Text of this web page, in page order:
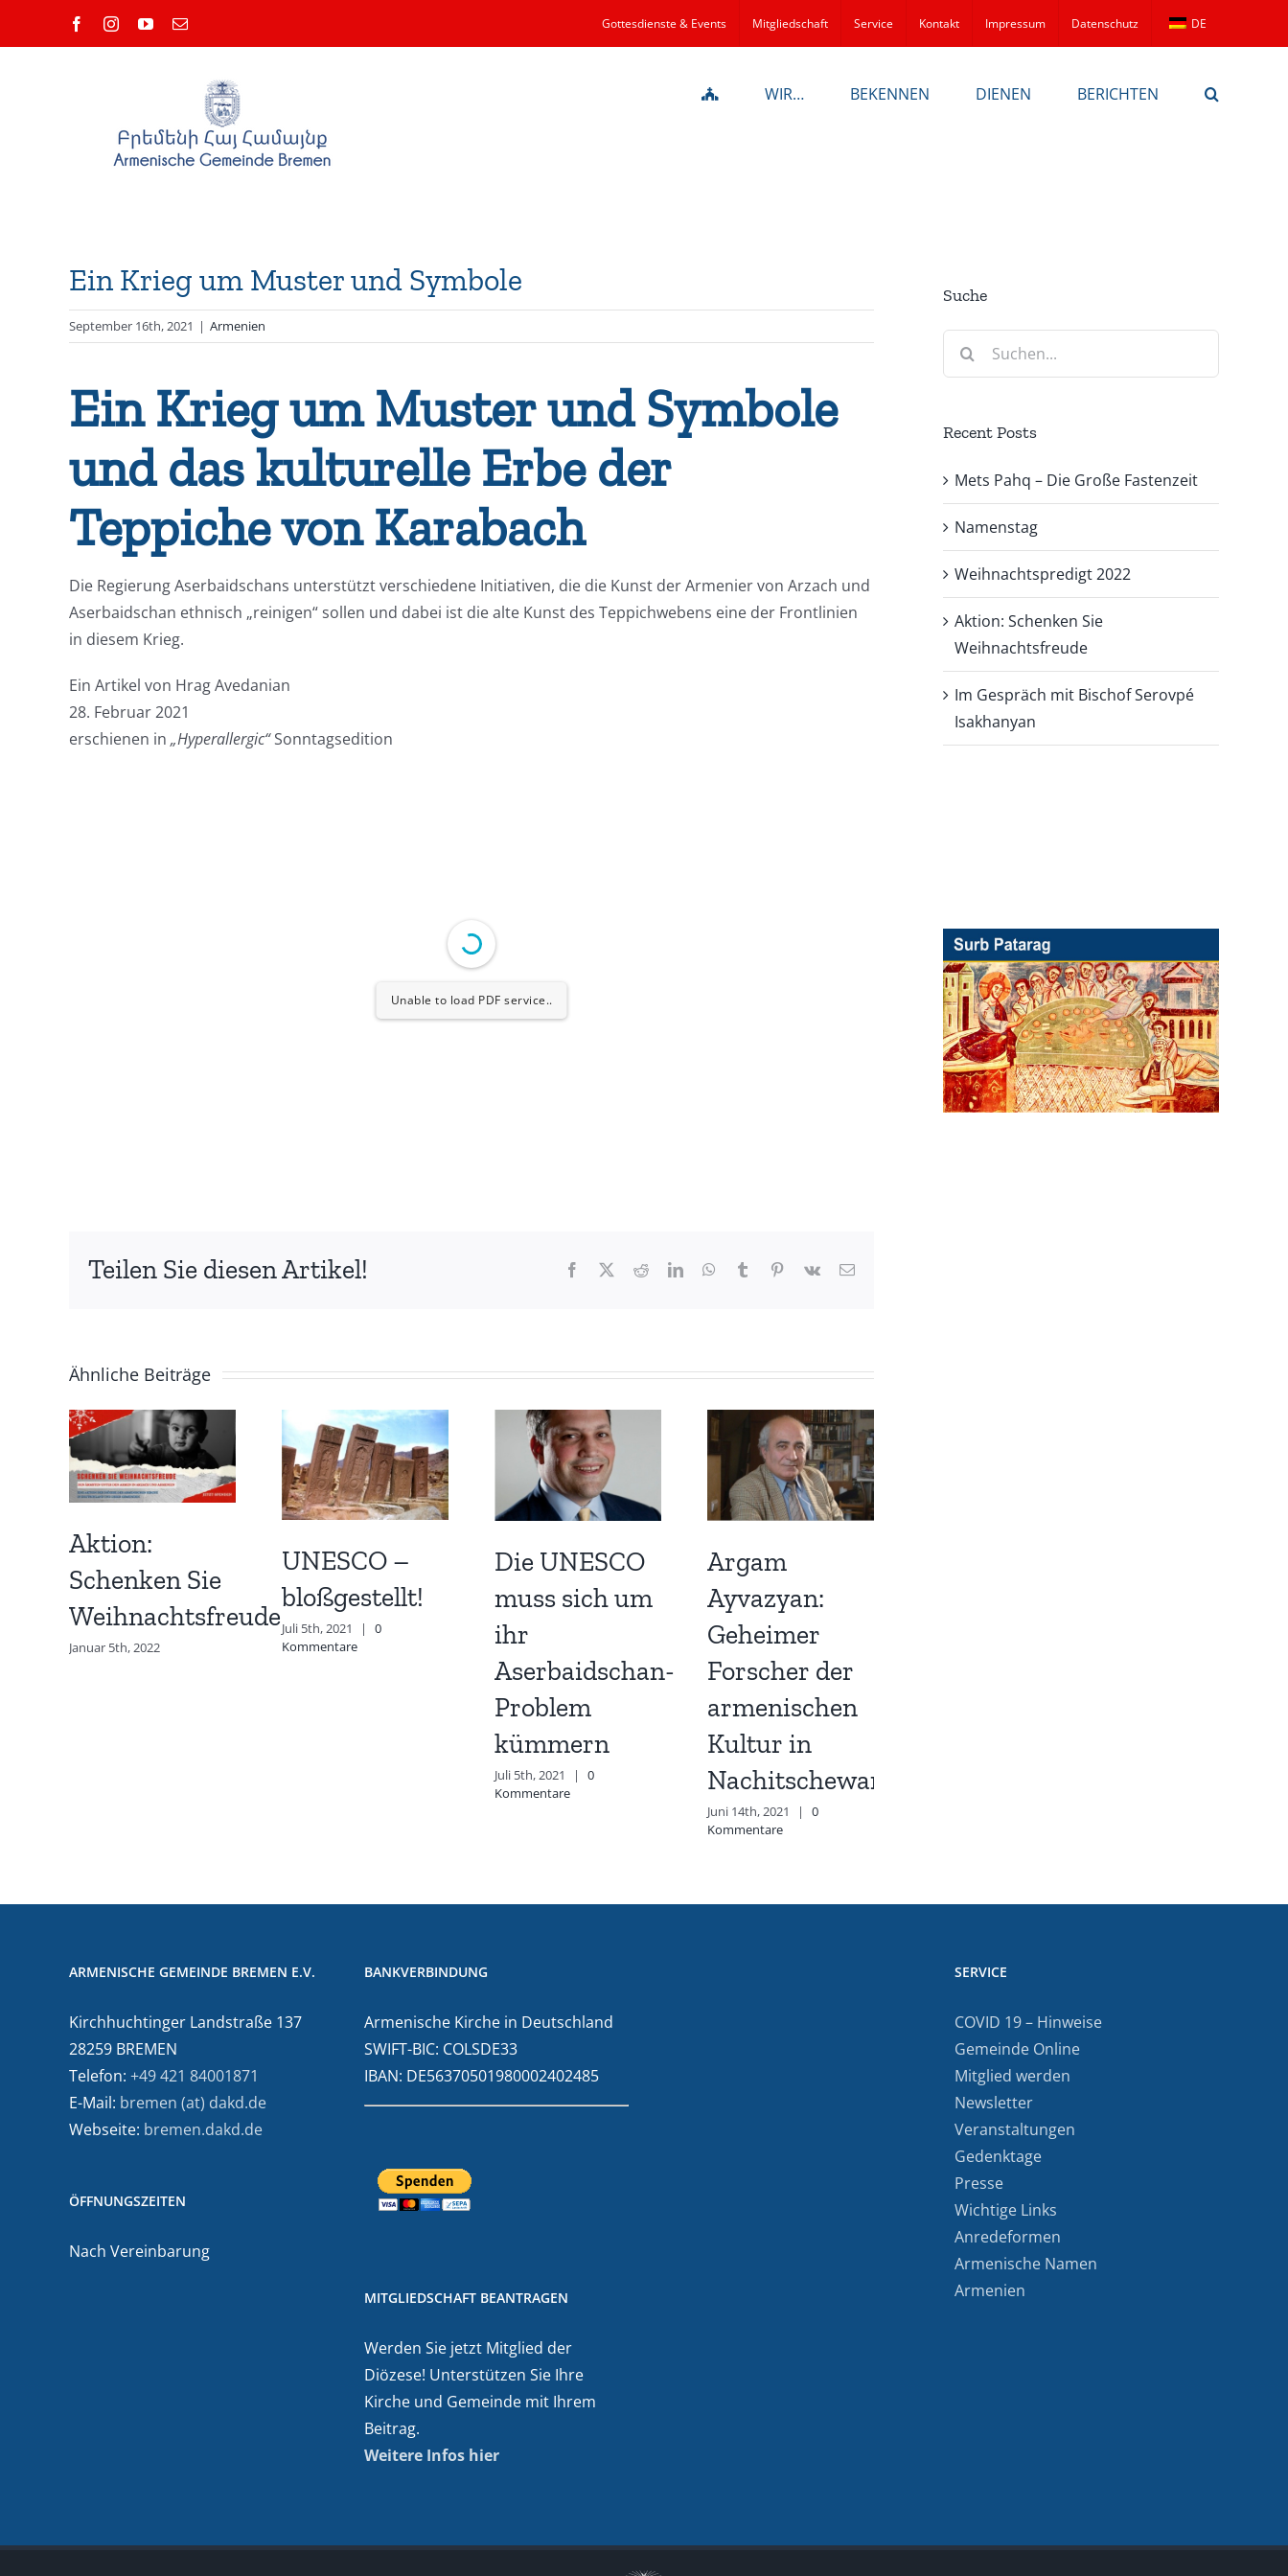
FacebookInstagramYouTube
E-
Gottesdienste & Events Mitgliedschaft Service Kontakt Impressum Datenschutz DE
WIR… BEKENNEN DIENEN BERICHTEN
Ein Krieg um Muster und Symbole
September 16th, 2021 | Armenien
Ein Krieg um Muster und Symbole
und das kulturelle Erbe der
Teppiche von Karabach
Die Regierung Aserbaidschans unterstützt verschiedene Initiativen, die die Kunst der Armenier von Arzach und
Aserbaidschan ethnisch „reinigen“ sollen und dabei ist die alte Kunst des Teppichwebens eine der Frontlinien
in diesem Krieg.
Ein Artikel von Hrag Avedanian
28. Februar 2021
erschienen in „Hyperallergic“Sonntagsedition
Unable to load PDF service..
Teilen Sie diesen Artikel! Facebook RedditLinkedInWhatsApp
Tumblr Pinterest
Vk
E-
Ähnliche Beiträge
Aktion:
Schenken Sie
Weihnachtsfreude
Januar 5th, 2022
UNESCO –
bloßgestellt!
Juli 5th, 2021 |
0
Kommentare
Die UNESCO
muss sich um
ihr
Aserbaidschan-
Problem
kümmern
Juli 5th, 2021 |
0
Kommentare
Argam
Ayvazyan:
Geheimer
Forscher der
armenischen
Kultur in
Nachitschewan
Juni 14th, 2021 |
0
Kommentare
Suche
Suche
Recent Posts
Mets Pahq – Die Große Fastenzeit
Namenstag
Weihnachtspredigt 2022
Aktion: Schenken Sie
Weihnachtsfreude
Im Gespräch mit Bischof Serovpé
Isakhanyan
ARMENISCHE GEMEINDE BREMEN E.V.
Kirchhuchtinger Landstraße 137
28259 BREMEN
Telefon: +49 421 84001871
E-Mail: bremen (at) dakd.de
Webseite: bremen.dakd.de
ÖFFNUNGSZEITEN
Nach Vereinbarung
BANKVERBINDUNG
Armenische Kirche in Deutschland
SWIFT-BIC: COLSDE33
IBAN: DE56370501980002402485
MITGLIEDSCHAFT BEANTRAGEN
Werden Sie jetzt Mitglied der
Diözese! Unterstützen Sie Ihre
Kirche und Gemeinde mit Ihrem
Beitrag.
Weitere Infos hier
SERVICE
COVID 19 – Hinweise
Gemeinde Online
Mitglied werden
Newsletter
Veranstaltungen
Gedenktage
Presse
Wichtige Links
Anredeformen
Armenische Namen
Armenien